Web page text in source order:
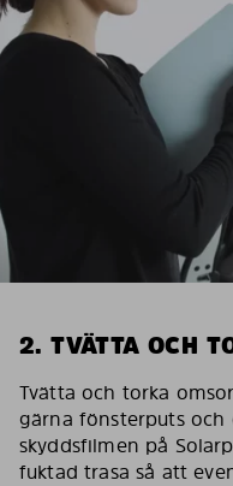
2. TVÄTTA OCH
Tvätta och torka
gärna fönsterputs och
skyddsfilmen på
fuktad trasa så att